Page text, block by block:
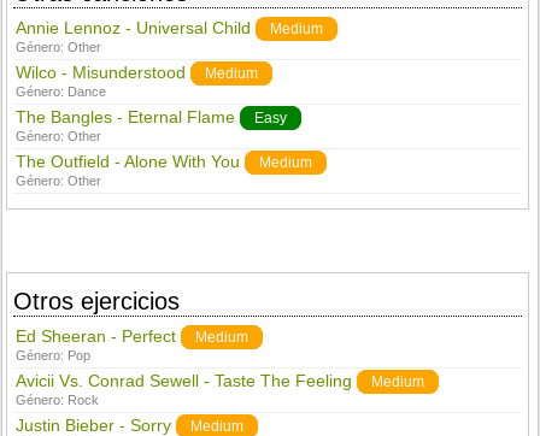
Annie Lennoz - Universal Child Medium
Género:Other
Wilco - Misunderstood Medium
Género: Dance
The Bangles - Eternal Flame Easy
Género:Other
The Outfield - Alone With You Medium
Género:Other
Otros ejercicios
Ed Sheeran - Perfect Medium
Género: Pop
Avicii Vs. Conrad Sewell - Taste The Feeling Medium
Género: Rock
Justin Bieber - Sorry Medium